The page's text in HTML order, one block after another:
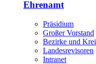
Ehrenamt
Präsidium
Großer Vorstand
Bezirke und
Landesrevisoren
Intranet